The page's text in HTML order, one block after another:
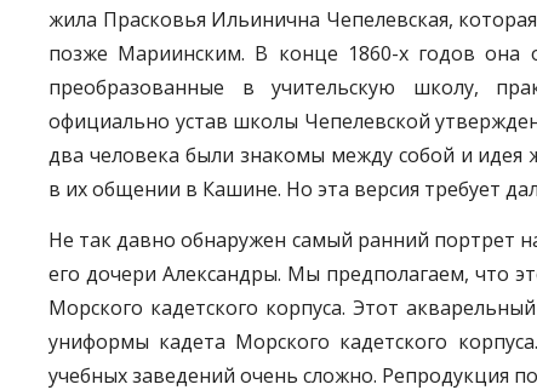
жила Прасковья Ильинична Чепелевская,
позже Мариинским. В конце 1860-х годов она
преобразованные в учительскую школу,
официально устав школы Чепелевской
два человека были знакомы между собой и идея
в их общении в Кашине. Но эта версия требует
Не так давно обнаружен самый ранний портрет
его дочери Александры. Мы предполагаем, что
Морского кадетского корпуса. Этот
униформы кадета Морского кадетского
учебных заведений очень сложно. Репродукция